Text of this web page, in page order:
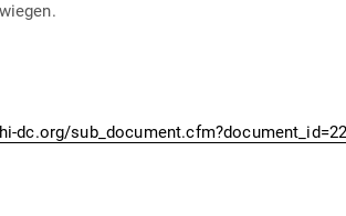
dc.org/